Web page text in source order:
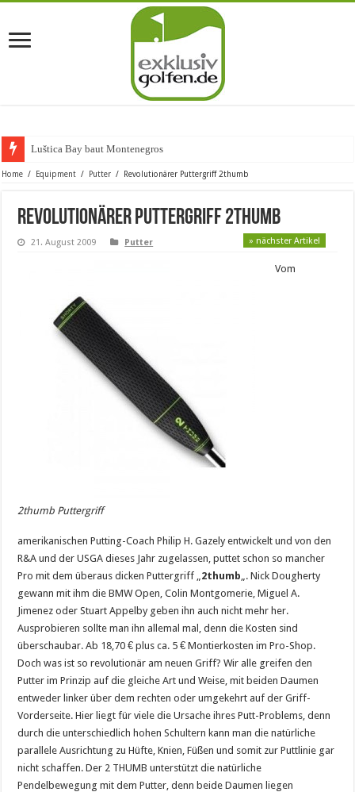
Luštica Bay baut Montenegros erste
Home / Equipment / Putter / Revolutionärer Puttergriff 2thumb
Revolutionärer Puttergriff 2thumb
21. August 2009 Putter » nächster Artikel
2thumb Puttergriff
Vom
amerikanischen Putting-Coach Philip H. Gazely entwickelt und von den
R&A und der USGA dieses Jahr zugelassen, puttet schon so mancher
Pro mit dem überaus dicken Puttergriff „ 2thumb „. Nick Dougherty
gewann mit ihm die BMW Open, Colin Montgomerie, Miguel A.
Jimenez oder Stuart Appelby geben ihn auch nicht mehr her.
Ausprobieren sollte man ihn allemal mal, denn die Kosten sind
überschaubar. Ab 18,70 € plus ca. 5 € Montierkosten im Pro-Shop.
Doch was ist so revolutionär am neuen Griff? Wir alle greifen den
Putter im Prinzip auf die gleiche Art und Weise, mit beiden Daumen
entweder linker über dem rechten oder umgekehrt auf der Griff-
Vorderseite. Hier liegt für viele die Ursache ihres Putt-Problems, denn
durch die unterschiedlich hohen Schultern kann man die natürliche
parallele Ausrichtung zu Hüfte, Knien, Füßen und somit zur Puttlinie gar
nicht schaffen. Der 2 THUMB unterstützt die natürliche
Pendelbewegung mit dem Putter, denn beide Daumen liegen